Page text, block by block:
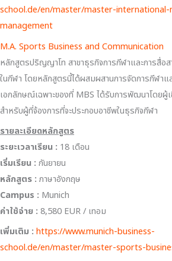
school.de/en/master/master-
management
M.A. Sports Business and Communication
หลักสูตรปริญญาโท สาขาธุรกิจการกีฬาและการสื่อส
ในกีฬา โดยหลักสูตรนี้ได้ผสมผสานการจัดการกีฬาแ
เอกลักษณ์เฉพาะของที่ MBS ได้รับการพัฒนาโดยผู้
สำหรับผู้ที่จ้องการที่จะประกอบอาชีพในธุรกิจกีฬา
รายละเอียดหลักสูตร
ระยะเวลาเรียน : 18 เดือน
เริ่มเรียน : กันยายน
หลักสูตร : ภาษาอังกฤษ
Campus : Munich
ค่าใช้จ่าย : 8,580 EUR / เทอม
เพิ่มเติม : https://www.munich-business-
school.de/en/master/master-sports-